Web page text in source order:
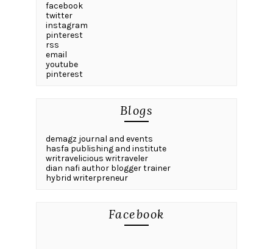
facebook
twitter
instagram
pinterest
rss
email
youtube
pinterest
Blogs
demagz journal and events
hasfa publishing and institute
writravelicious writraveler
dian nafi author blogger trainer
hybrid writerpreneur
Facebook